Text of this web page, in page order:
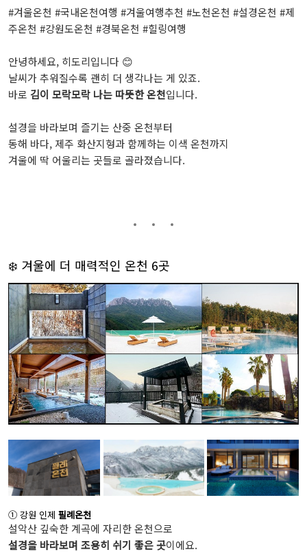
#겨울온천 #국내온천여행 #겨울여행추천 #노천온천 #설경온천 #제
주온천 #강원도온천 #경북온천 #힐링여행
안녕하세요, 히도리입니다 😊
날씨가 추워질수록 괜히 더 생각나는 게 있죠.
바로 김이 모락모락 나는 따뜻한 온천입니다.
설경을 바라보며 즐기는 산중 온천부터
동해 바다, 제주 화산지형과 함께하는 이색 온천까지
겨울에 딱 어울리는 곳들로 골라졌습니다.
❄️ 겨울에 더 매력적인 온천 6곳
① 강원 인제 필례온천
설악산 깊숙한 계곡에 자리한 온천으로
설경을 바라보며 조용히 쉬기 좋은 곳이에요.